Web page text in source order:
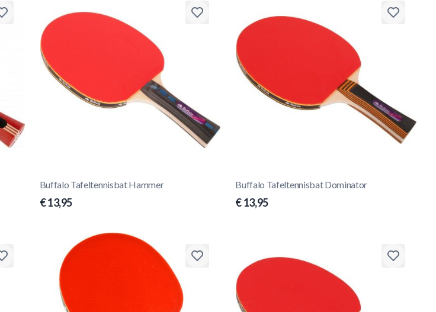
Buffalo Tafeltennisbat Hammer
€ 13,95
Buffalo Tafeltennisbat Dominator
€ 13,95